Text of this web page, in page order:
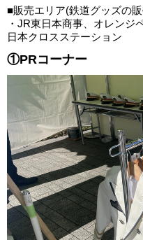
■販売エリア(鉄道グッズの
・JR東日本商事、オレンジ
日本クロスステーション
①PRコーナー